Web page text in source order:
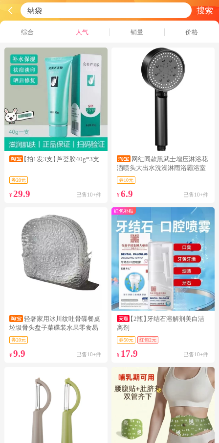
搜索
综合 人气 销量 价格
【拍1发3支】芦荟胶40g*3支
券20元
¥ 29.9 已售10+件
网红同款黑武士增压淋浴花
洒喷头大出水洗澡淋雨浴霸浴室
热水器
券10元
¥6.9 已售10+件
轻奢家用冰川纹吐骨碟餐桌
垃圾骨头盘子菜碟装水果零食易
洗
券20元
¥ 9.9 已售10+件
红包补贴
【2瓶】牙结石溶解剂美白洁
离剂
券50元 红包2元
¥ 17.9 已售10+件